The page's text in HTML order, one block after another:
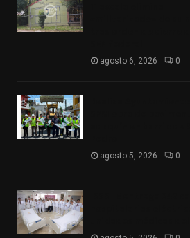
agosto 6, 2026 0
agosto 5, 2026 0